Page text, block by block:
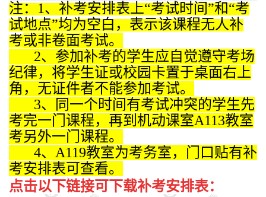
注：1、补考安排表上“考试时间”和“考
试地点”均为空白，表示该课程无人补
考或非卷面考试。
2、参加补考的学生应自觉遵守考场
纪律，将学生证或校园卡置于桌面右上
角，无证件者不能参加考试。
3、同一个时间有考试冲突的学生先
考完一门课程，再到机动课室A113教室
考另外一门课程。
4、A119教室为考务室，门口贴有补
考安排表可查看。
点击以下链接可下载补考安排表：